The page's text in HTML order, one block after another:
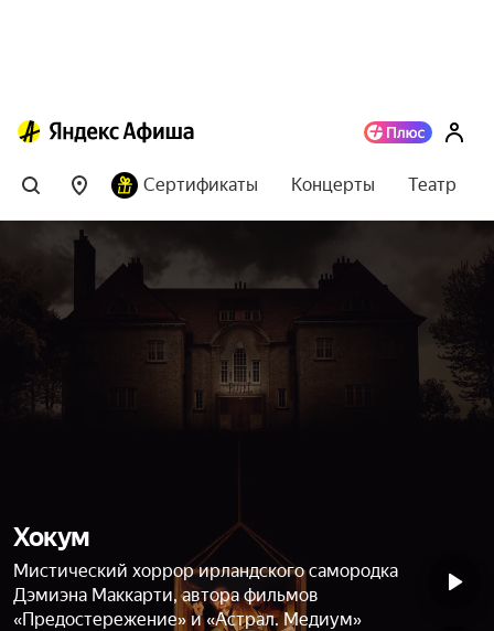
Сертификаты Концерты Театр
Хокум
Мистический хоррор ирландского самородка
Дэмиэна Маккарти, автора фильмов
«Предостережение» и «Астрал. Медиум»